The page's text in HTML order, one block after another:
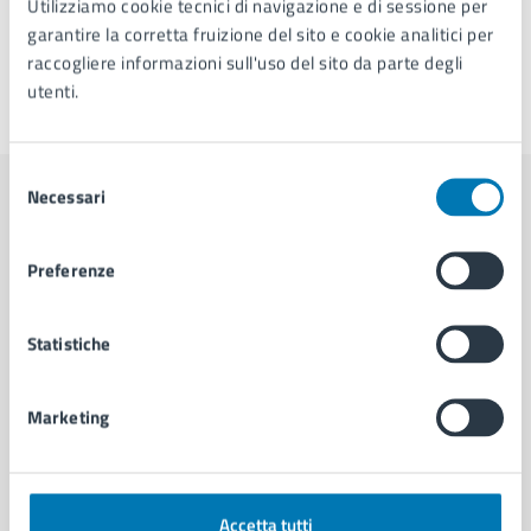
garantire la corretta fruizione del sito e cookie analitici per
raccogliere informazioni sull'uso del sito da parte degli
utenti.
delNecessari
Preferenze
Statistiche
Marketing
Accetta tutti